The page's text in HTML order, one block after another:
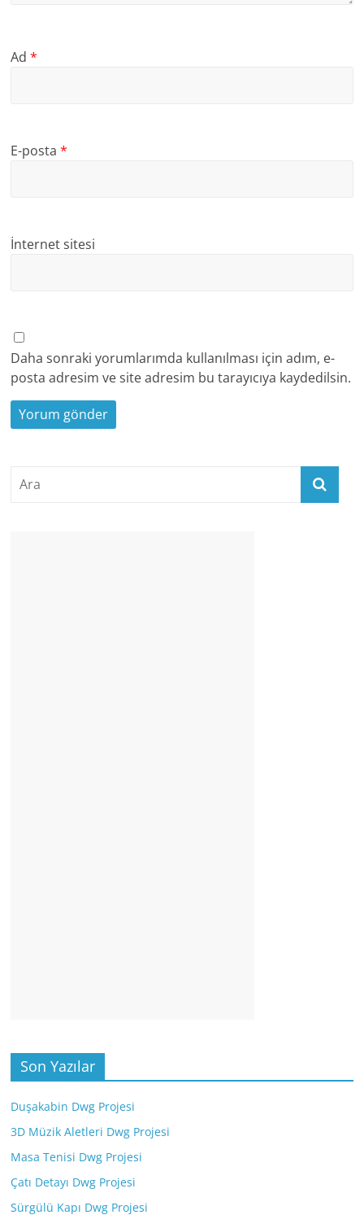
Ad*
E-posta*
İnternet sitesi
Daha sonraki yorumlarımda kullanılması için adım, e-
posta adresim ve site adresim bu tarayıcıya kaydedilsin.
Son Yazılar
Duşakabin Dwg Projesi
3D Müzik Aletleri Dwg Projesi
Masa Tenisi Dwg Projesi
Çatı Detayı Dwg Projesi
Sürgülü Kapı Dwg Projesi